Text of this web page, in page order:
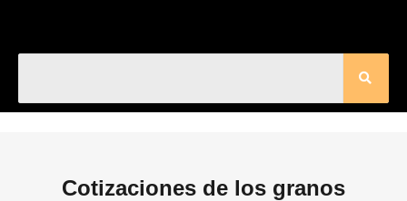
Cotizaciones de los granos